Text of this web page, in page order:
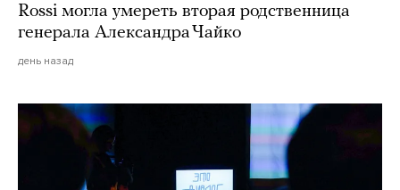
Rossi могла умереть вторая родственница
генерала Александра Чайко
день назад